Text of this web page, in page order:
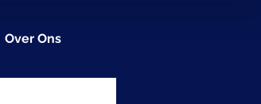
Over Ons